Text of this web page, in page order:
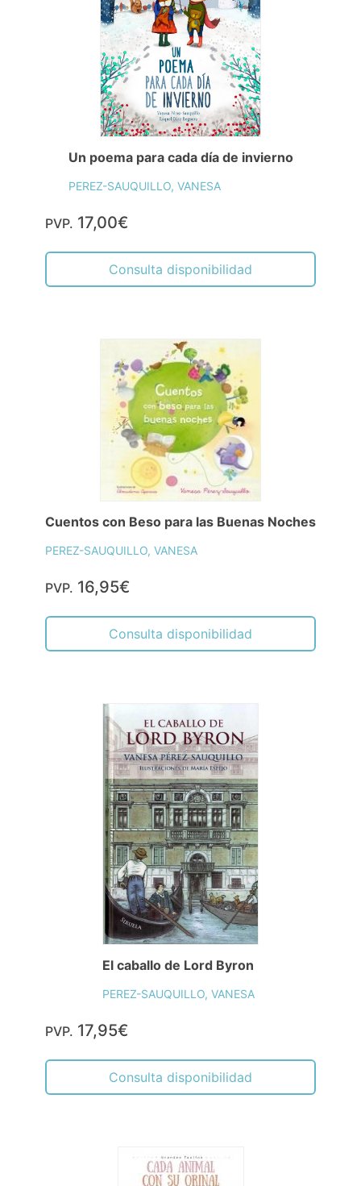
Un poema para cada día de invierno
PEREZ-SAUQUILLO, VANESA
PVP. 17,00€
Consulta disponibilidad
Cuentos con Beso para las Buenas Noches
PEREZ-SAUQUILLO, VANESA
PVP. 16,95€
Consulta disponibilidad
El caballo de Lord Byron
PEREZ-SAUQUILLO, VANESA
PVP. 17,95€
Consulta disponibilidad